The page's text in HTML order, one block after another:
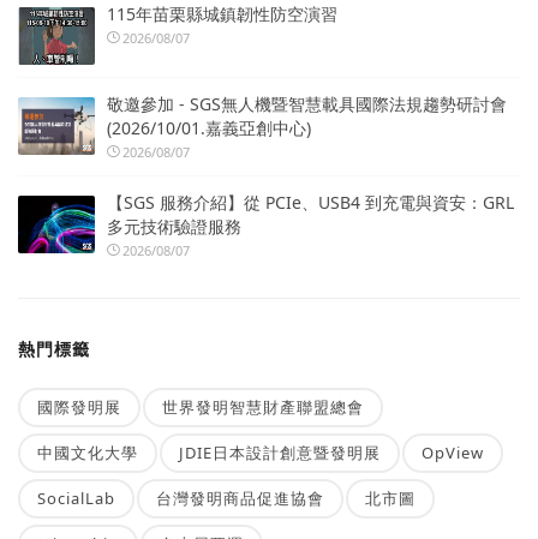
115年苗栗縣城鎮韌性防空演習
2026/08/07
敬邀參加 - SGS無人機暨智慧載具國際法規趨勢研討會
(2026/10/01.嘉義亞創中心)
2026/08/07
【SGS 服務介紹】從 PCIe、USB4 到充電與資安：GRL
多元技術驗證服務
2026/08/07
熱門標籤
國際發明展 世界發明智慧財產聯盟總會
中國文化大學 JDIE日本設計創意暨發明展 OpView
SocialLab 台灣發明商品促進協會 北市圖